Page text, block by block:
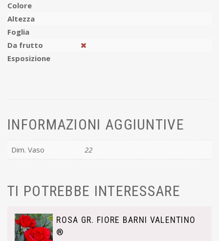
Colore
Altezza
Foglia
Da frutto
Esposizione
INFORMAZIONI AGGIUNTIVE
Dim. Vaso 22
TI POTREBBE INTERESSARE
ROSA GR. FIORE BARNI VALENTINO
®